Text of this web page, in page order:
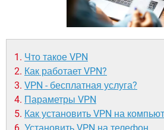
Что такое VPN
Как работает VPN?
VPN - бесплатная услуга?
Параметры VPN
Как установить VPN на